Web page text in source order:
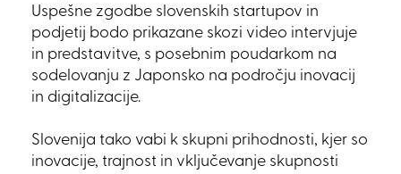
Uspešne zgodbe slovenskih startupov in
podjetij bodo prikazane skozi video intervjuje
in predstavitve, s posebnim poudarkom na
sodelovanju z Japonsko na področju inovacij
in digitalizacije.
Slovenija tako vabi k skupni prihodnosti, kjer so
inovacije, trajnost in vključevanje skupnosti